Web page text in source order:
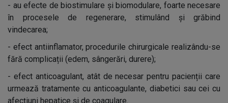
- au efecte de biostimulare și biomodulare, foarte necesare
în procesele de regenerare, stimulând și grăbind
vindecarea;
- efect antiinflamator, procedurile chirurgicale realizându-se
fără complicații (edem, sângerări, durere);
- efect anticoagulant, atât de necesar pentru pacienții care
urmează tratamente cu anticoagulante, diabetici sau cei cu
afecțiuni hepatice și de coagulare.